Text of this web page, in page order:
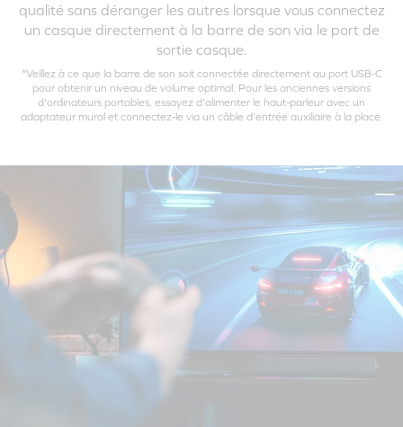
qualité sans déranger les autres lorsque vous connectez
un casque directement à la barre de son via le port de
sortie casque.
*Veillez à ce que la barre de son soit connectée directement au port USB-C
pour obtenir un niveau de volume optimal. Pour les anciennes versions
d'ordinateurs portables, essayez d'alimenter le haut-parleur avec un
adaptateur mural et connectez-le via un câble d'entrée auxiliaire à la place.